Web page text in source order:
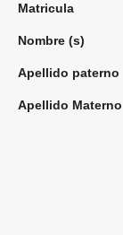
Matricula
Nombre (s)
Apellido paterno
Apellido Materno